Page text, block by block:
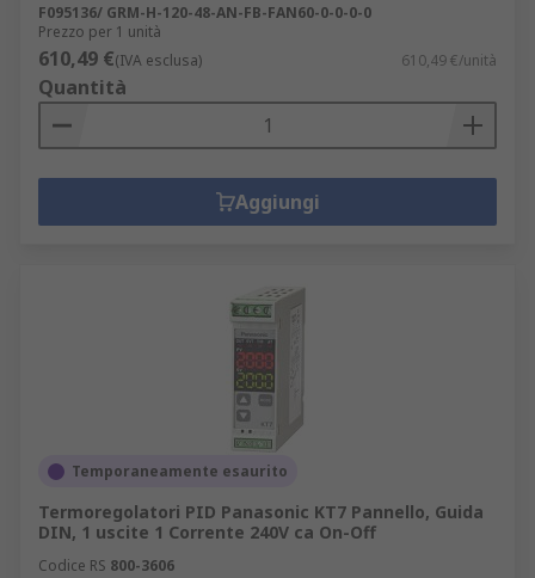
F095136/ GRM-H-120-48-AN-FB-FAN60-0-0-0-0
Prezzo per 1 unità
610,49 €(IVA esclusa) 610,49 €/unità
Quantità
Aggiungi
Temporaneamente esaurito
Termoregolatori PID Panasonic KT7 Pannello, Guida
DIN, 1 uscite 1 Corrente 240V ca On-Off
Codice RS 800-3606